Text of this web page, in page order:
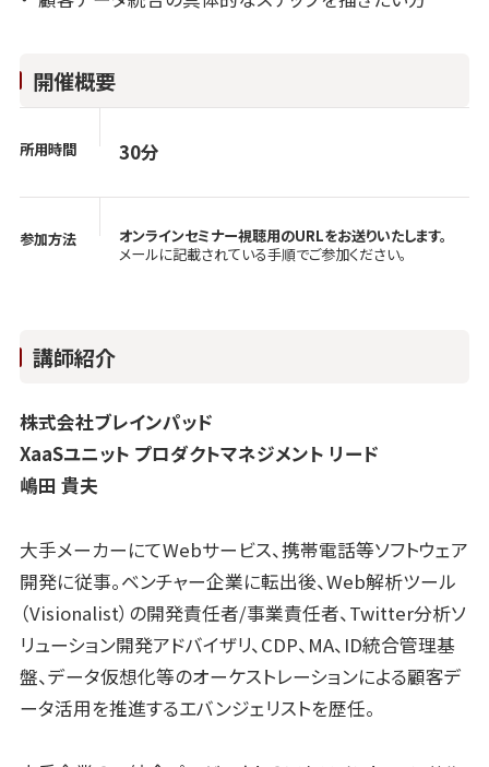
開催概要
所用時間 30分
参加方法
オンラインセミナー視聴用のURLをお送りいたします。
メールに記載されている手順でご参加ください。
講師紹介
株式会社ブレインパッド
XaaSユニット プロダクトマネジメント リード
嶋田 貴夫
大手メーカーにてWebサービス、携帯電話等ソフトウェア
開発に従事。ベンチャー企業に転出後、Web解析ツール
（Visionalist）の開発責任者/事業責任者、Twitter分析ソ
リューション開発アドバイザリ、CDP、MA、ID統合管理基
盤、データ仮想化等のオーケストレーションによる顧客デ
ータ活用を推進するエバンジェリストを歴任。